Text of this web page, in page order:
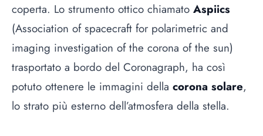
coperta. Lo strumento ottico chiamato Aspiics
(Association of spacecraft for polarimetric and
imaging investigation of the corona of the sun)
trasportato a bordo del Coronagraph, ha così
potuto ottenere le immagini della corona solare,
lo strato più esterno dell’atmosfera della stella.